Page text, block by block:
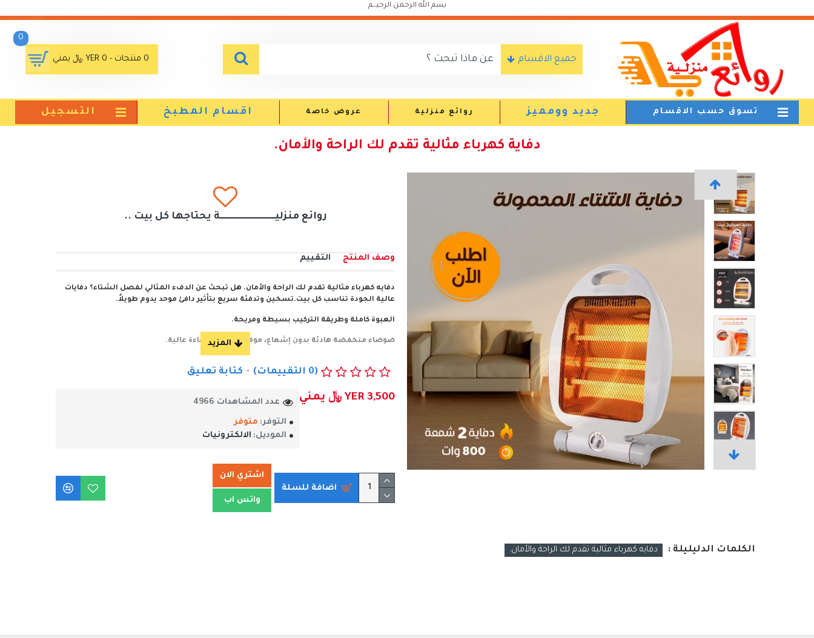
بسم الله الرحمن الرحيـــم
جميع الاقسام 0 منتجات - YER 0 ﷼ يمني
0
تسوق حسب الاقسام جديد وومميز روائع منزلية عروض خاصة اقسام المطبخ التسجيل
دفاية كهرباء مثالية تقدم لك الراحة والأمان.
روائع منزليــــــــــــــــــــــــــــــة يحتاجها كل بيت ..
وصف المنتج التقييم
دفايه كهرباء مثالية تقدم لك الراحة والأمان. هل تبحث عن الدفء المثالي لفصل الشتاء؟ دفايات
عالية الجودة تناسب كل بيت.تسخين وتدفئة سريع بتأثير دافئ موحد يدوم طويلاً.
العبوة كاملة وطريقة التركيب بسيطة ومريحة.
ضوضاء منخفضة هادئة بدون إشعاع، موفرة للطاقة بكفاءة عالية.
والمنازل الصيفية ومناطق الاستقبال والمتاجر والمداخل والممرات وورش العمل والمزيد!
اقتصادية فهي تستهلك مايقارب ٨٠٠ وات استهلاك للكهرباء في الساعة الواحة
(0 التقييمات) - كتابة تعليق
YER 3,500 ﷼ يمني
التوفر: متوفر
الموديل: الالكترونيات
عدد المشاهدات 4966
اضافة للسلة
اشتري الان
واتس اب
الكلمات الدليليلة : دفايه كهرباء مثالية تقدم لك الراحة والأمان.